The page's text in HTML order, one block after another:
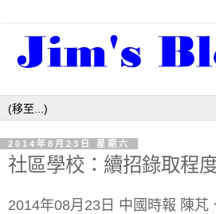
2014年8月23日 星期六
社區學校：續招錄取程
2014年08月23日 中國時報 陳芃